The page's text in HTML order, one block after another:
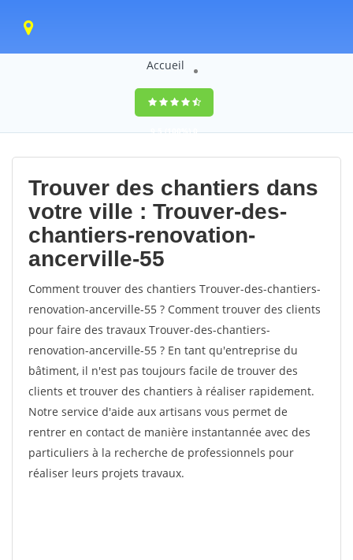
Accueil
9,5(100%)0
votes
Trouver des chantiers dans
votre ville : Trouver-des-
chantiers-renovation-
ancerville-55
Comment trouver des chantiers Trouver-des-chantiers-
renovation-ancerville-55 ? Comment trouver des clients
pour faire des travaux Trouver-des-chantiers-
renovation-ancerville-55 ? En tant qu'entreprise du
bâtiment, il n'est pas toujours facile de trouver des
clients et trouver des chantiers à réaliser rapidement.
Notre service d'aide aux artisans vous permet de
rentrer en contact de manière instantannée avec des
particuliers à la recherche de professionnels pour
réaliser leurs projets travaux.